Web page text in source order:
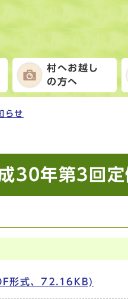
村へお越し
の方へ
らせ
30年第3回定
形式、72.16KB)